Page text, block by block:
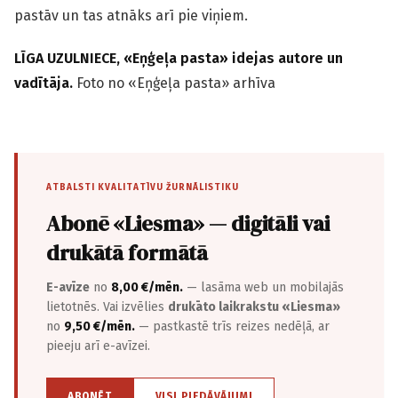
pastāv un tas atnāks arī pie viņiem.
LĪGA UZULNIECE, «Eņģeļa pasta» idejas autore un
vadītāja. Foto no «Eņģeļa pasta» arhīva
ATBALSTI KVALITATĪVU ŽURNĀLISTIKU
Abonē «Liesma» — digitāli vai
drukātā formātā
E-avīze no 8,00 €/mēn. — lasāma web un mobilajās
lietotnēs. Vai izvēlies drukāto laikrakstu «Liesma»
no 9,50 €/mēn. — pastkastē trīs reizes nedēļā, ar
pieeju arī e-avīzei.